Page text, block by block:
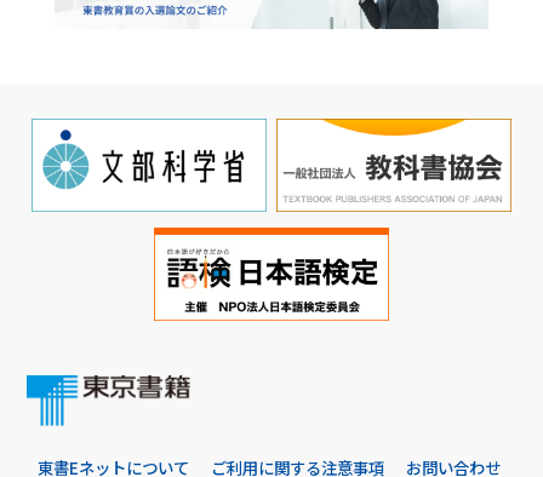
東書Eネットについて ご利用に関する注意事項 お問い合わせ